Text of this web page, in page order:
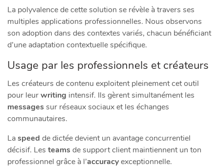
La polyvalence de cette solution se révèle à travers ses
multiples applications professionnelles. Nous observons
son adoption dans des contextes variés, chacun bénéficiant
d’une adaptation contextuelle spécifique.
Usage par les professionnels et créateurs
Les créateurs de contenu exploitent pleinement cet outil
pour leurwriting intensif. Ils gèrent simultanément les
messagessur réseaux sociaux et les échanges
communautaires.
Laspeed de dictée devient un avantage concurrentiel
décisif. Les teamsde support client maintiennent un ton
professionnel grâce à l’accuracyexceptionnelle.